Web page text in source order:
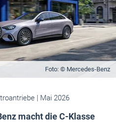
Foto: © Mercedes-Benz
| Mai 2026
macht die C-Klasse